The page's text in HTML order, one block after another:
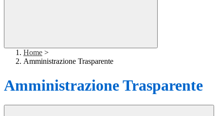
Home >
Amministrazione Trasparente
Amministrazione Trasparente